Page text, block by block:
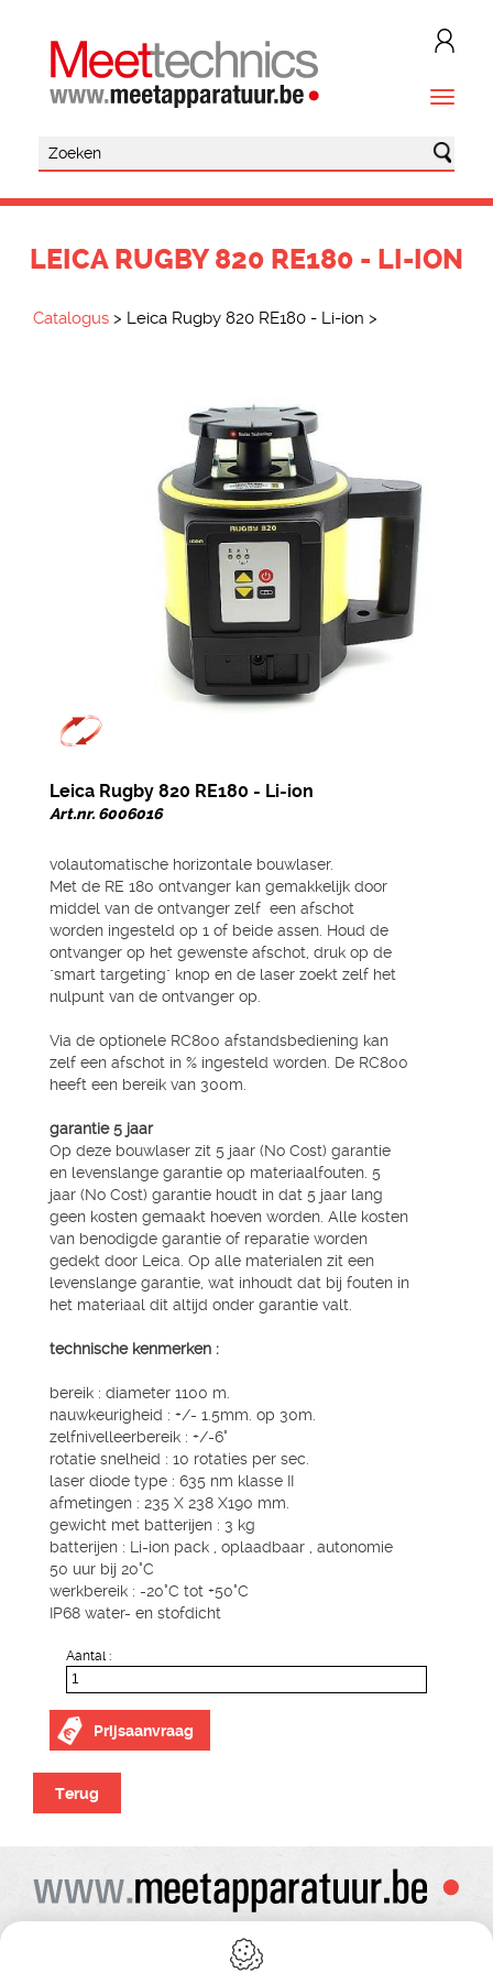
LEICA RUGBY 820 RE180 - LI-ION
Catalogus > Leica Rugby 820 RE180 - Li-ion >
Leica Rugby 820 RE180 - Li-ion
Art.nr. 6006016
volautomatische horizontale bouwlaser.
Met de RE 180 ontvanger kan gemakkelijk door
middel van de ontvanger zelf een afschot
worden ingesteld op 1 of beide assen. Houd de
ontvanger op het gewenste afschot, druk op de
"smart targeting" knop en de laser zoekt zelf het
nulpunt van de ontvanger op.
Via de optionele RC800 afstandsbediening kan
zelf een afschot in % ingesteld worden. De RC800
heeft een bereik van 300m.
garantie 5 jaar
Op deze bouwlaser zit 5 jaar (No Cost) garantie
en levenslange garantie op materiaalfouten. 5
jaar (No Cost) garantie houdt in dat 5 jaar lang
geen kosten gemaakt hoeven worden. Alle kosten
van benodigde garantie of reparatie worden
gedekt door Leica. Op alle materialen zit een
levenslange garantie, wat inhoudt dat bij fouten in
het materiaal dit altijd onder garantie valt.
technische kenmerken :
bereik : diameter 1100 m.
nauwkeurigheid : +/- 1.5mm. op 30m.
zelfnivelleerbereik : +/-6°
rotatie snelheid : 10 rotaties per sec.
laser diode type : 635 nm klasse II
afmetingen : 235 X 238 X190 mm.
gewicht met batterijen : 3 kg
batterijen : Li-ion pack , oplaadbaar , autonomie
50 uur bij 20°C
werkbereik : -20°C tot +50°C
IP68 water- en stofdicht
Aantal :
Prijsaanvraag
Terug
Alle prijzen zijn onder voorbehoud van wijziging
Bij bestelling ontvangt u vooraf de levering steeds een orderbevestiging